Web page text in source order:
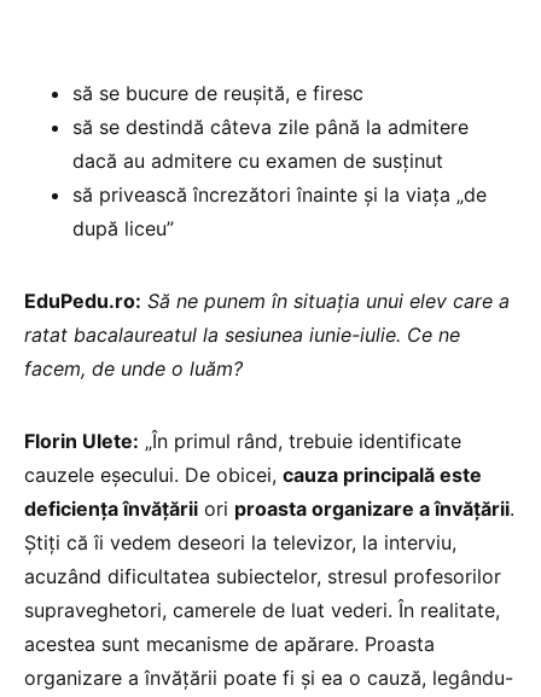
să se bucure de reușită, e firesc
să se destindă câteva zile până la admitere
dacă au admitere cu examen de susținut
să privească încrezători înainte și la viața „de
după liceu”
EduPedu.ro: Să ne punem în situația unui elev care a
ratat bacalaureatul la sesiunea iunie-iulie. Ce ne
facem, de unde o luăm?
Florin Ulete: „În primul rând, trebuie identificate
cauzele eșecului. De obicei, cauza principală este
deficiența învățării ori proasta organizare a învățării.
Știți că îi vedem deseori la televizor, la interviu,
acuzând dificultatea subiectelor, stresul profesorilor
supraveghetori, camerele de luat vederi. În realitate,
acestea sunt mecanisme de apărare. Proasta
organizare a învățării poate fi și ea o cauză, legându-